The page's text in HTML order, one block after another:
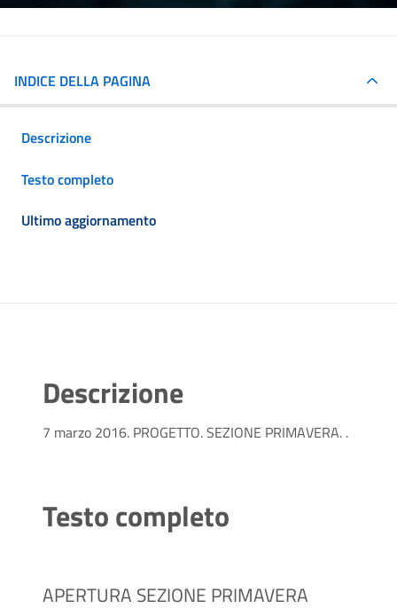
INDICE DELLA PAGINA
Descrizione
Testo completo
Ultimo aggiornamento
Descrizione
7 marzo 2016. PROGETTO. SEZIONE PRIMAVERA. .
Testo completo
APERTURA SEZIONE PRIMAVERA